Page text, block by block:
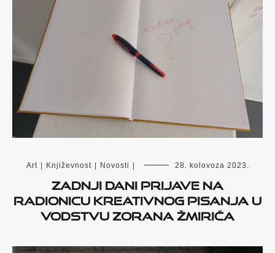
Art | Književnost | Novosti | 28. kolovoza 2023.
Zadnji dani prijave na
radionicu kreativnog pisanja u
vodstvu Zorana Žmirića